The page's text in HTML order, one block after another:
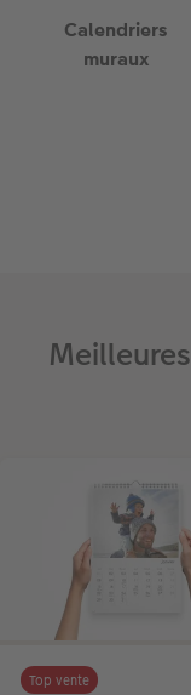
Calendriers
muraux
Top vente